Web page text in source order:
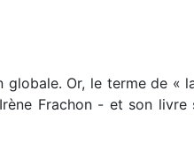
globale. Or, le terme de
Frachon - et son